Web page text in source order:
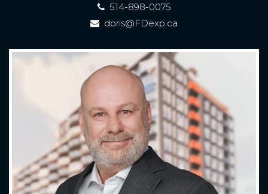
À PROPOS
514-898-0075
doris@FDexp.ca